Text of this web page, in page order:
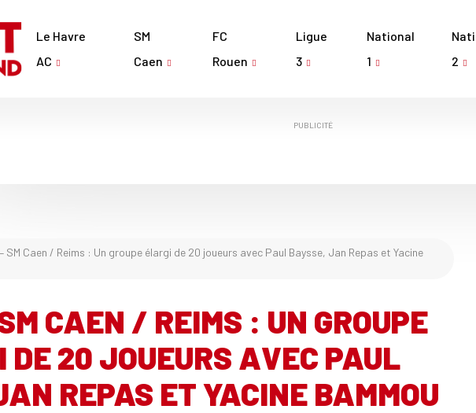
Le Havre
AC
SM
Caen
FC
Rouen
Ligue
3
National
1
2
PUBLICITÉ
SM Caen / Reims : Un groupe élargi de 20 joueurs avec Paul Baysse, Jan Repas et Yacine
CAEN / REIMS : UN GROUPE
DE 20 JOUEURS AVEC PAUL
REPAS ET YACINE BAMMOU